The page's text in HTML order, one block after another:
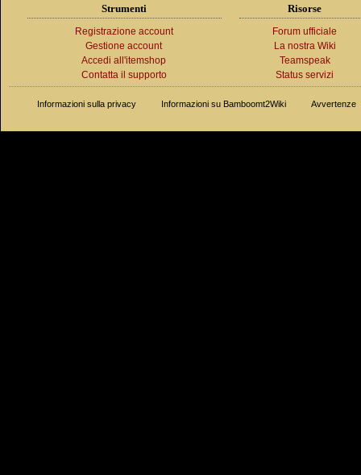
Strumenti
Registrazione account
Gestione account
Accedi all'itemshop
Contatta il supporto
Risorse
Forum ufficiale
La nostra Wiki
Teamspeak
Status servizi
Informazioni sulla privacy Informazioni su Bamboomt2Wiki Avvertenze